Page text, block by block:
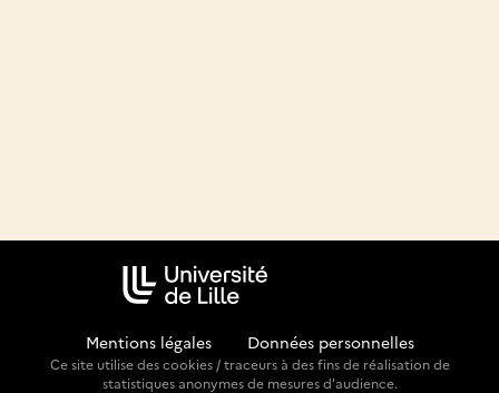
Mentions légales Données personnelles
Ce site utilise des cookies / traceurs à des fins de réalisation de
statistiques anonymes de mesures d'audience.